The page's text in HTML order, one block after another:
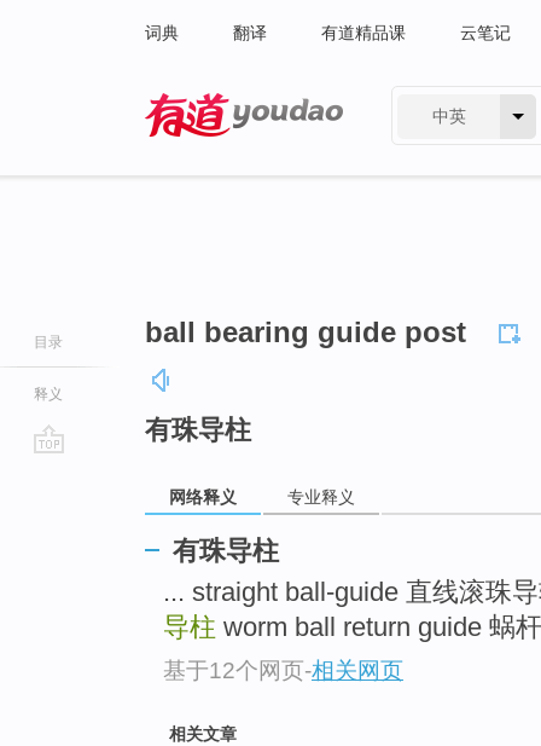
词典 翻译 有道精品课 云笔记
中英
目录
释义
ball bearing guide post
有珠导柱
网络释义 专业释义
有珠导柱
... straight ball-guide 直线滚珠
导柱 worm ball return guide 蜗
基于12个网页-相关网页
相关文章